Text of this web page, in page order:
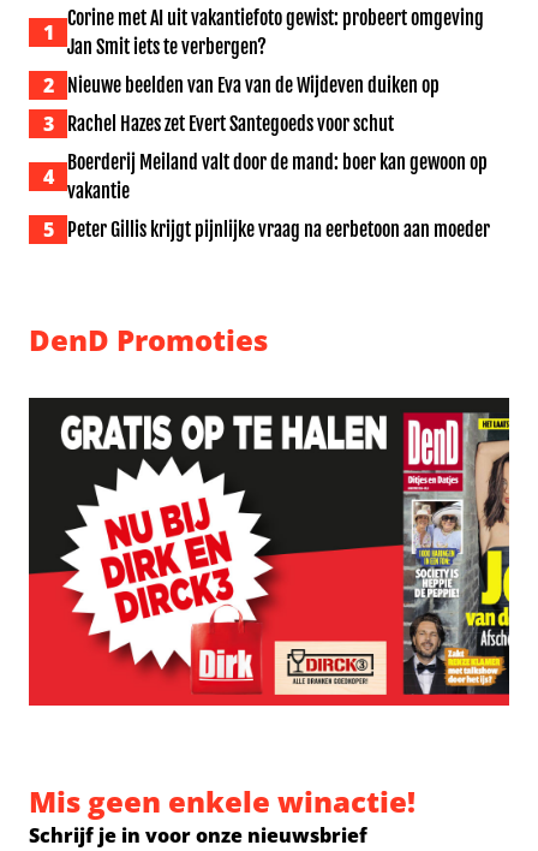
1
Corine met AI uit vakantiefoto gewist: probeert omgeving
Jan Smit iets te verbergen?
2 Nieuwe beelden van Eva van de Wijdeven duiken op
3 Rachel Hazes zet Evert Santegoeds voor schut
4
Boerderij Meiland valt door de mand: boer kan gewoon op
vakantie
5 Peter Gillis krijgt pijnlijke vraag na eerbetoon aan moeder
DenD Promoties
Mis geen enkele winactie!
Schrijf je in voor onze nieuwsbrief